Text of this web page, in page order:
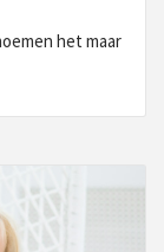
het maar